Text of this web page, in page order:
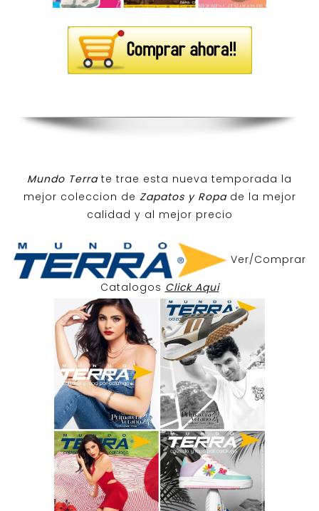
Mundo Terra te trae esta nueva temporada la
mejor coleccion de Zapatos y Ropa de la mejor
calidad y al mejor precio
Ver/Comprar
Catalogos Click Aqui